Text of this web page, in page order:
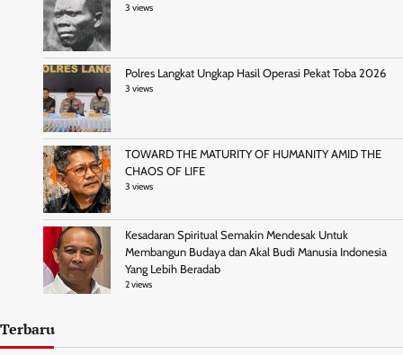
3 views
Polres Langkat Ungkap Hasil Operasi Pekat Toba 2026
3 views
TOWARD THE MATURITY OF HUMANITY AMID THE
CHAOS OF LIFE
3 views
Kesadaran Spiritual Semakin Mendesak Untuk
Membangun Budaya dan Akal Budi Manusia Indonesia
Yang Lebih Beradab
2 views
Terbaru